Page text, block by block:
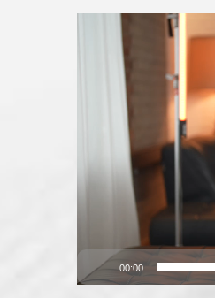
00:00